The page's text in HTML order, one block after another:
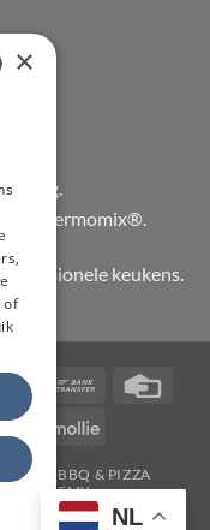
Egg.
Thermomix®.
keukens.
BancontactBank
Maestro Mollie
BBQ & PIZZA
ACADEMY
MY ACCOUNT
NL
×
of